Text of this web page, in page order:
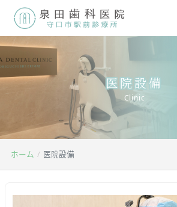
医院設備
Clinic
ホーム 医院設備